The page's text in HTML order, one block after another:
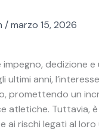
/marzo 15, 2026
dedizione
anni,
promettendo un
atletiche. Tuttavia,
ai rischi legati al